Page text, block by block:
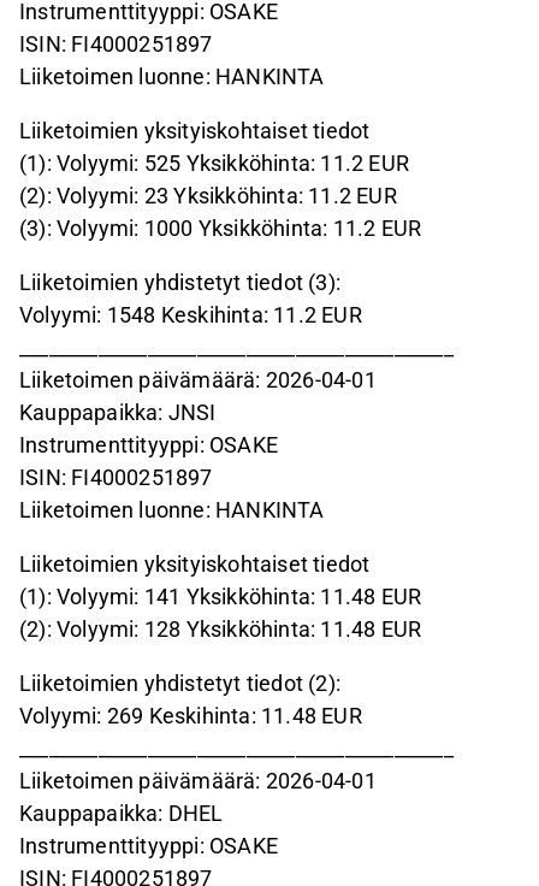
Instrumenttityyppi: OSAKE
ISIN: FI4000251897
Liiketoimen luonne: HANKINTA
Liiketoimien yksityiskohtaiset tiedot
(1): Volyymi: 525 Yksikköhinta: 11.2 EUR
(2): Volyymi: 23 Yksikköhinta: 11.2 EUR
(3): Volyymi: 1000 Yksikköhinta: 11.2 EUR
Liiketoimien yhdistetyt tiedot (3):
Volyymi: 1548 Keskihinta: 11.2 EUR
Liiketoimen päivämäärä: 2026-04-01
Kauppapaikka: JNSI
Instrumenttityyppi: OSAKE
ISIN: FI4000251897
Liiketoimen luonne: HANKINTA
Liiketoimien yksityiskohtaiset tiedot
(1): Volyymi: 141 Yksikköhinta: 11.48 EUR
(2): Volyymi: 128 Yksikköhinta: 11.48 EUR
Liiketoimien yhdistetyt tiedot (2):
Volyymi: 269 Keskihinta: 11.48 EUR
Liiketoimen päivämäärä: 2026-04-01
Kauppapaikka: DHEL
Instrumenttityyppi: OSAKE
ISIN: FI4000251897